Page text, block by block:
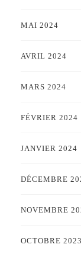
MAI 2024
AVRIL 2024
MARS 2024
FÉVRIER 2024
JANVIER 2024
DÉCEMBRE
NOVEMBRE
OCTOBRE 2023